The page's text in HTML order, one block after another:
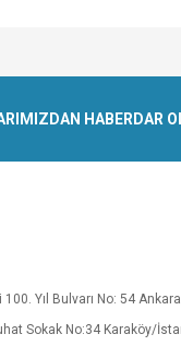
bozuk veya HABERDAR
100. Yıl
Futuhat Sokak No:34